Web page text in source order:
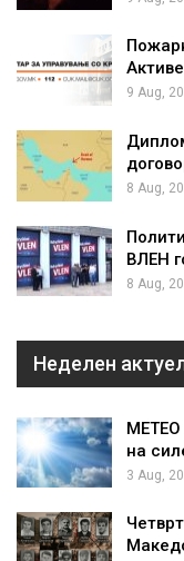
9 Aug,
8 Aug,
ВЛЕН
8 Aug,
Неделен
МЕТЕО
на
3 Aug,